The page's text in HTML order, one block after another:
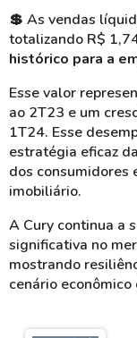
💲 As vendas
totalizando R$
histórico para a
Esse valor
ao 2T23 e um
1T24. Esse
estratégia eficaz
dos consumidores
imobiliário.
A Cury continua a
significativa no
mostrando
cenário econômico